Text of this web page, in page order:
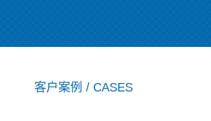
客户案例 / CASES